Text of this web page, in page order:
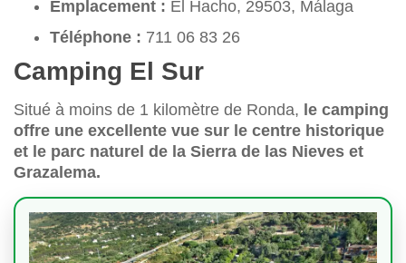
Emplacement : El Hacho, 29503, Málaga
Téléphone : 711 06 83 26
Camping El Sur
Situé à moins de 1 kilomètre de Ronda, le camping
offre une excellente vue sur le centre historique
et le parc naturel de la Sierra de las Nieves et
Grazalema.